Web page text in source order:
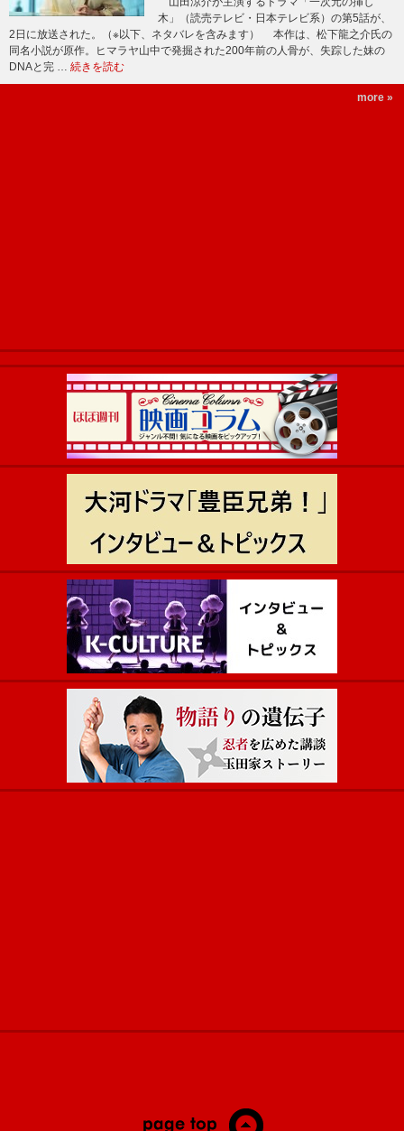
木」（読売テレビ・日本テレビ系）の第5話が、
2日に放送された。（※以下、ネタバレを含みます） 本作は、松下龍之介氏の
同名小説が原作。ヒマラヤ山中で発掘された200年前の人骨が、失踪した妹の
DNAと完 … 続きを読む
more »